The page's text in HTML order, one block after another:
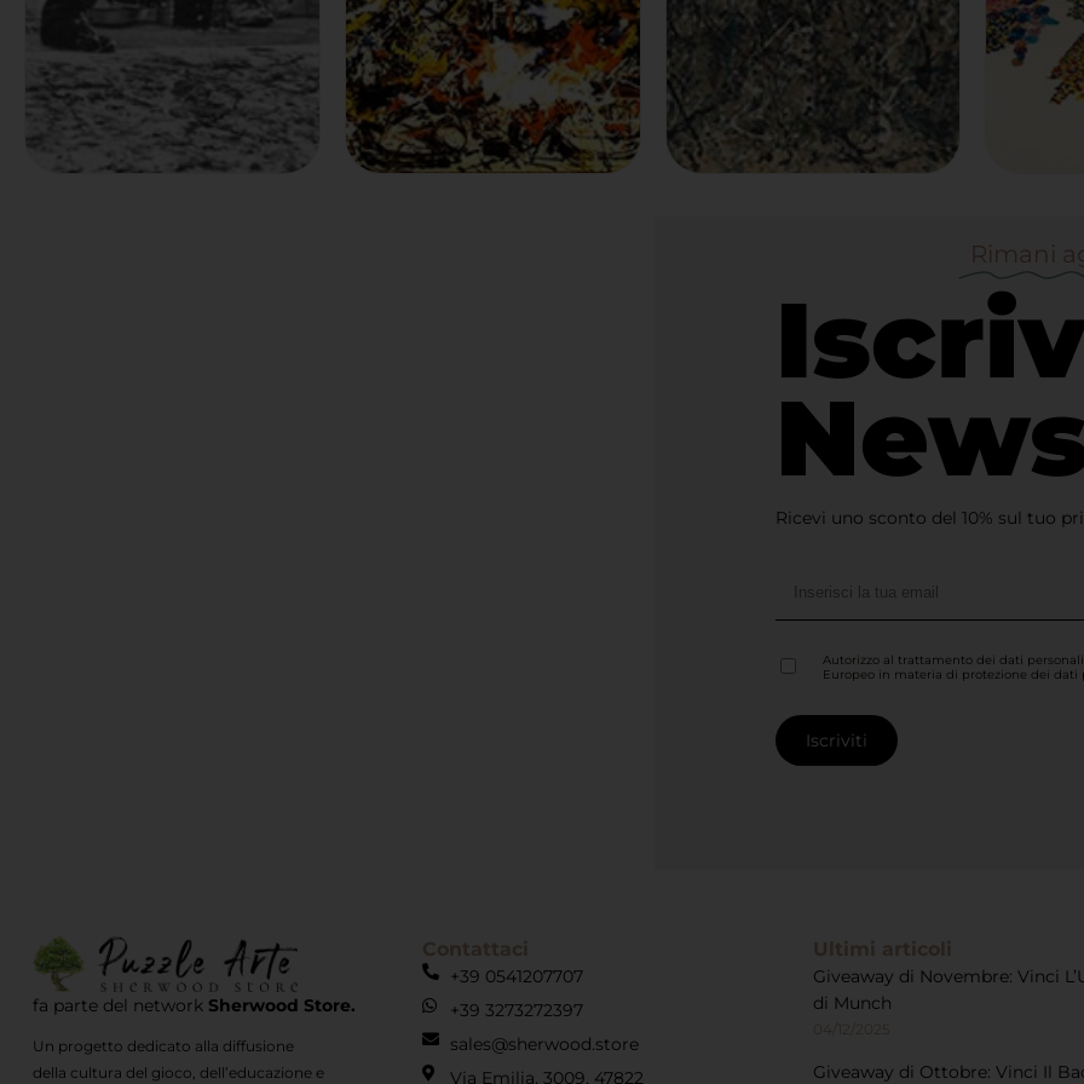
Rimani
Ricevi uno sconto del 10% sul tuo
Autorizzo al trattamento dei dati
Europeo in materia di protezione dei dati
fa parte del network Sherwood Store.
Un progetto dedicato alla diffusione
della cultura del gioco, dell’educazione e
Contattaci
+39 0541207707
+39 3273272397
sales@sherwood.store
Via Emilia, 3009, 47822
Ultimi articoli
Giveaway di Novembre: Vinci
di Munch
04/12/2025
Giveaway di Ottobre: Vinci Il